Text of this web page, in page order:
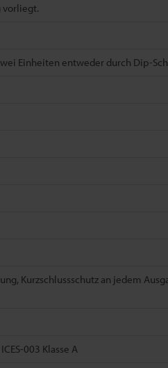
vorliegt.
Einheiten entweder durch Dip-
Kurzschlussschutz an jedem
003 Klasse A